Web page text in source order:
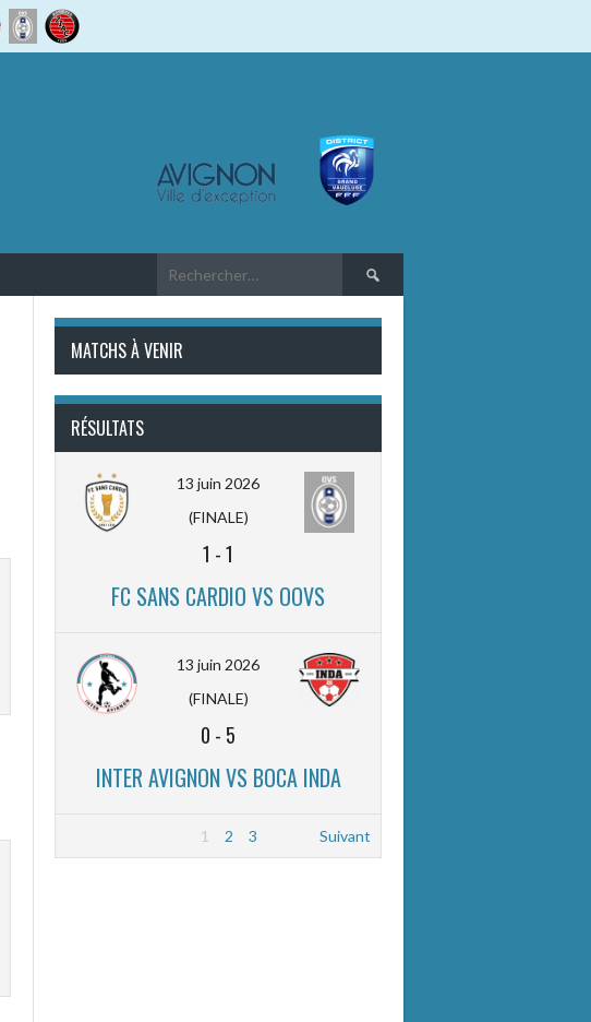
Rechercher :
MATCHS À VENIR
RÉSULTATS
13 juin 2026
(FINALE)
1 -1
FC SANS CARDIO VS OOVS
13 juin 2026
(FINALE)
0 - 5
INTER AVIGNON VS BOCA INDA
1 2 3 Suivant